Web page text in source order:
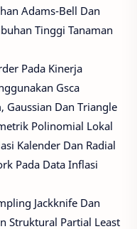
Adams-Bell Dan
Tinggi Tanaman
Pada Kinerja
Gsca
Gaussian Dan Triangle
Polinomial Lokal
Kalender Dan Radial
Pada Data Inflasi
Jackknife Dan
Struktural Partial Least